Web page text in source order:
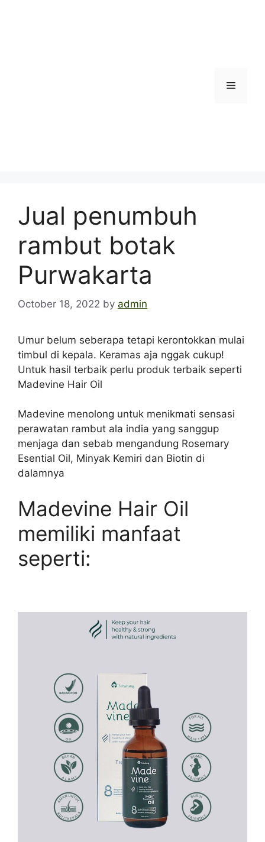
Menu
Jual penumbuh
rambut botak
Purwakarta
October 18, 2022 by admin
Umur belum seberapa tetapi kerontokkan mulai
timbul di kepala. Keramas aja nggak cukup!
Untuk hasil terbaik perlu produk terbaik seperti
Madevine Hair Oil
Madevine menolong untuk menikmati sensasi
perawatan rambut ala india yang sanggup
menjaga dan sebab mengandung Rosemary
Esential Oil, Minyak Kemiri dan Biotin di
dalamnya
Madevine Hair Oil
memiliki manfaat
seperti: